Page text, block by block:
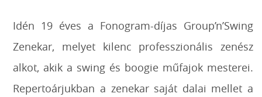
Idén 19 éves a Fonogram-díjas Group’n’Swing
Zenekar, melyet kilenc professzionális zenész
alkot, akik a swing és boogie műfajok mesterei.
Repertoárjukban a zenekar saját dalai mellet a